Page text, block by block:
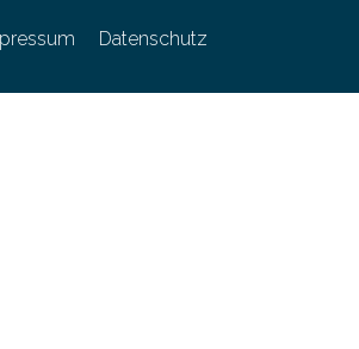
Datenschutz